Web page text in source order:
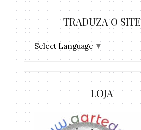
TRADUZA O SITE
Select Language ▼
LOJA